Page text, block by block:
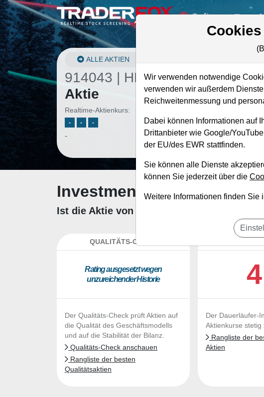
Software
ALLE AKTIEN
914043 | HEI/A–HEICO
Aktie
Realtime-Aktienkurs:
- - -
-
Investment-Check:
Ist die Aktie von HEICO zum Kaufen und
QUALITÄTS-CHECK
Ra­ting aus­ge­setzt we­gen
un­zu­rei­chen­der His­to­rie
Der Qualitäts-Check prüft Aktien auf
die Qualität des Geschäftsmodells
und auf die Stabilität der Bilanz.
Qualitäts-Check anschauen
Rangliste der besten
Qualitätsaktien
Der Dauerläufer-
Aktienkurse stetig
Rangliste der
Aktien
Wir verwenden notwendige
verwenden wir außerdem
Reichweitenmessung und
Dabei können Informationen auf
Drittanbieter wie Google/
der EU/des EWR stattfinden.
Sie können alle Dienste
können Sie jederzeit über die
Weitere Informationen finden Sie